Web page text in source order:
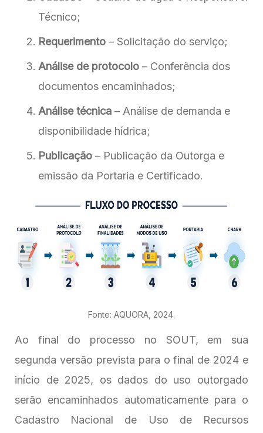
Técnico;
Requerimento – Solicitação do serviço;
Análise de protocolo – Conferência dos
documentos encaminhados;
Análise técnica – Análise de demanda e
disponibilidade hídrica;
Publicação – Publicação da Outorga e
emissão da Portaria e Certificado.
Fonte: AQUORA, 2024.
Ao final do processo no SOUT, em sua
segunda versão prevista para o final de 2024 e
início de 2025, os dados do uso outorgado
serão encaminhados automaticamente para o
Cadastro Nacional de Uso de Recursos